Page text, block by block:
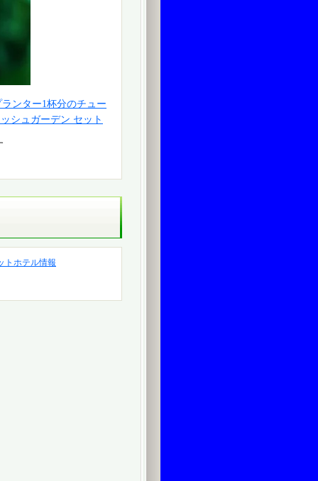
ンター1杯分のチュー
シュガーデン セット
トホテル情報